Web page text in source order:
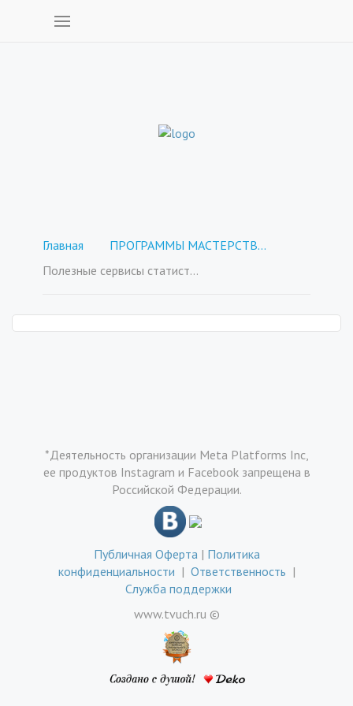
Главная
ПРОГРАММЫ МАСТЕРСТВА - покупка отдельных курсов
Полезные сервисы статистики.
*Деятельность организации Meta Platforms Inc,
ее продуктов Instagram и Facebook запрещена в
Российской Федерации.
Публичная Оферта | Политика
конфиденциальности | Ответственность |
Служба поддержки
www.tvuch.ru ©